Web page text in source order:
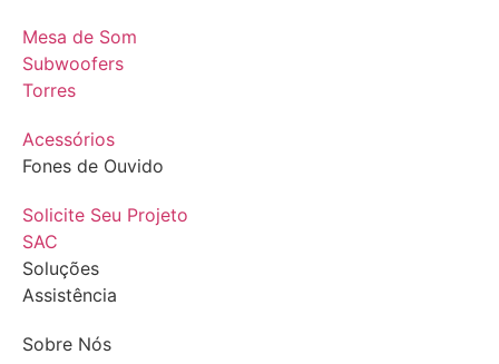
Mesa de Som
Subwoofers
Torres
Acessórios
Fones de Ouvido
Solicite Seu Projeto
SAC
Soluções
Assistência
Sobre Nós